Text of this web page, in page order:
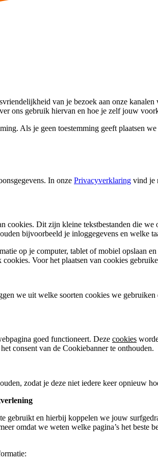
van je bezoek aan onze
ons gebruik hiervan en hoe je zelf jouw
Als je geen toestemming geeft plaatsen
In onze Privacyverklaring vind je
cookies. Dit zijn kleine tekstbestanden die
bijvoorbeeld je inloggegevens en welke
op je computer, tablet of mobiel opslaan
Voor het plaatsen van cookies
we uit welke soorten cookies we
goed functioneert. Deze cookies
consent van de Cookiebanner te onthouden.
zodat je deze niet iedere keer opnieuw
gebruikt en hierbij koppelen we jouw
omdat we weten welke pagina’s het